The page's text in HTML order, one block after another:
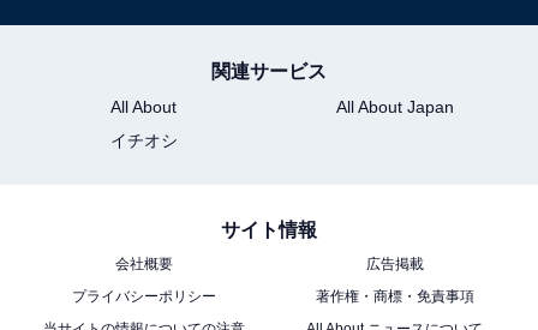
関連サービス
All About
All About Japan
イチオシ
サイト情報
会社概要
広告掲載
プライバシーポリシー
著作権・商標・免責事項